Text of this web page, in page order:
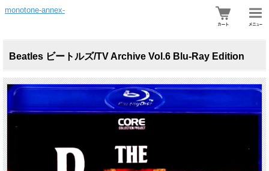
monotone-annex-
Beatles ビートルズ/TV Archive Vol.6 Blu-Ray Edition